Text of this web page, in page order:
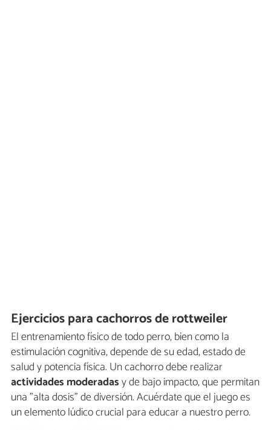
Ejercicios para cachorros de rottweiler
El entrenamiento físico de todo perro, bien como la
estimulación cognitiva, depende de su edad, estado de
salud y potencia física. Un cachorro debe realizar
actividades moderadasy de bajo impacto, que permitan
una "alta dosis" de diversión. Acuérdate que el juego es
un elemento lúdico crucial para educar a nuestro perro.